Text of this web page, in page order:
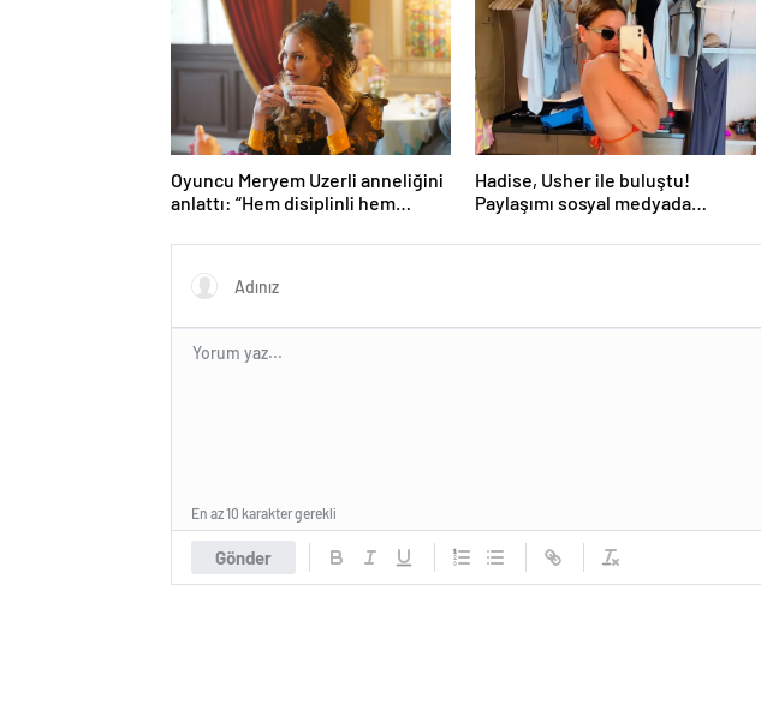
Oyuncu Meryem Uzerli anneliğini
anlattı: “Hem disiplinli hem
Hadise, Usher ile buluştu!
Paylaşımı sosyal medyada
Gönder
En az 10 karakter gerekli